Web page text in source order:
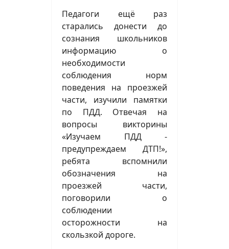
Педагоги ещё раз
старались донести до
сознания школьников
информацию о
необходимости
соблюдения норм
поведения на проезжей
части, изучили памятки
по ПДД. Отвечая на
вопросы викторины
«Изучаем ПДД -
предупреждаем ДТП!»,
ребята вспомнили
обозначения на
проезжей части,
поговорили о
соблюдении
осторожности на
скользкой дороге.